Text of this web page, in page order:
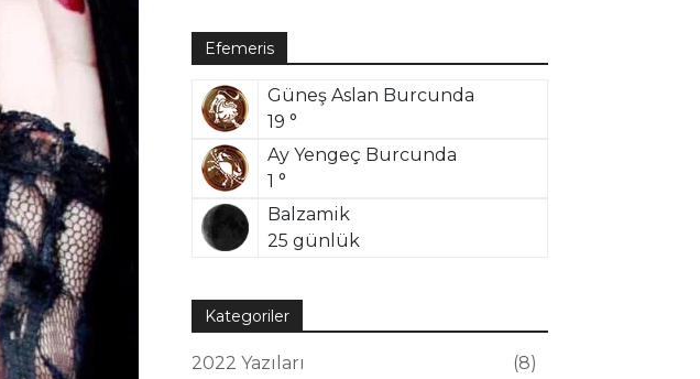
Efemeris
Güneş Aslan Burcunda
19 °
Ay Yengeç Burcunda
1 °
Balzamik
25 günlük
Kategoriler
2022 Yazıları 8